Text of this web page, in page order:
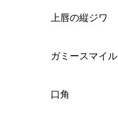
上唇の縦ジワ
ガミースマイル
口角